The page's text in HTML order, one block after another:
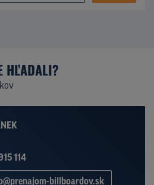
HĽADALI?
114
billboardov.sk